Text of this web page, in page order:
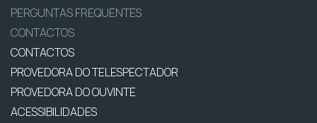
PERGUNTAS FREQUENTES
CONTACTOS
CONTACTOS
PROVEDORA DO TELESPECTADOR
PROVEDORA DO OUVINTE
ACESSIBILIDADES